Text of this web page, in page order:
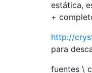
estática,
+
http://
para
fuentes \